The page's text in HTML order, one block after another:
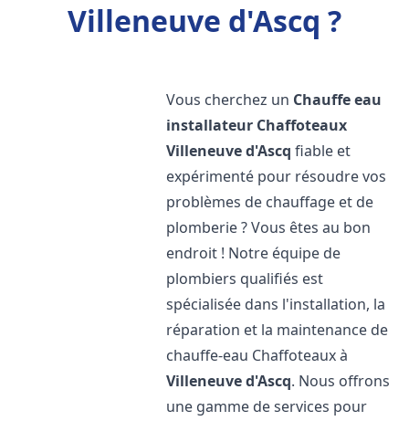
Villeneuve d'Ascq ?
Vous cherchez un Chauffe eau
installateur Chaffoteaux
Villeneuve d'Ascq fiable et
expérimenté pour résoudre vos
problèmes de chauffage et de
plomberie ? Vous êtes au bon
endroit ! Notre équipe de
plombiers qualifiés est
spécialisée dans l'installation, la
réparation et la maintenance de
chauffe-eau Chaffoteaux à
Villeneuve d'Ascq. Nous offrons
une gamme de services pour